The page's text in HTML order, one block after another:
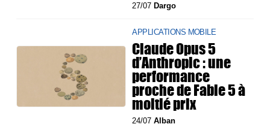
27/07Dargo
APPLICATIONS MOBILE
Claude Opus 5
d’Anthropic : une
performance
proche de Fable 5 à
moitié prix
24/07Alban